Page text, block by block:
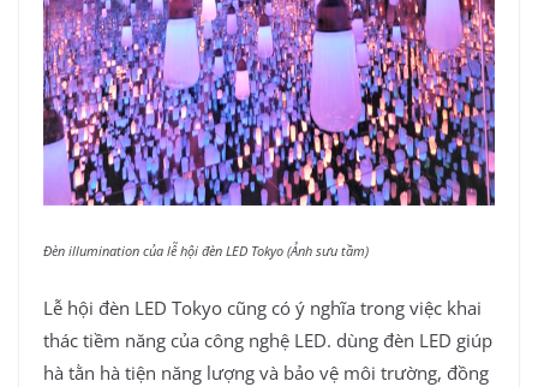
Đèn illumination của lễ hội đèn LED Tokyo (Ảnh sưu tầm)
Lễ hội đèn LED Tokyo cũng có ý nghĩa trong việc khai
thác tiềm năng của công nghệ LED. dùng đèn LED giúp
hà tằn hà tiện năng lượng và bảo vệ môi trường, đồng